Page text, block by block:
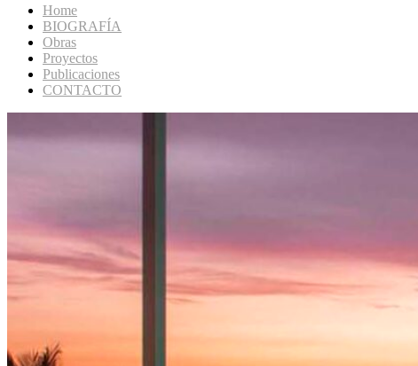
Home
BIOGRAFÍA
Obras
Proyectos
Publicaciones
CONTACTO